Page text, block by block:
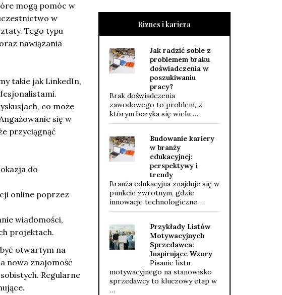
mogą pomóc w
w
Tego typu
nawiązania
takie jak LinkedIn,
co może
się w
przyciągnąć
do
online poprzez
wiadomości,
projektach.
otwartym na
nowa znajomość
Regularne
Biznes i kariera
Jak radzić sobie z
problemem braku
doświadczenia w
poszukiwaniu
pracy?
Brak doświadczenia
zawodowego to problem, z
którym boryka się wielu …
Budowanie kariery
w branży
edukacyjnej:
perspektywy i
trendy
Branża edukacyjna znajduje się w
punkcie zwrotnym, gdzie
innowacje technologiczne …
Przykłady Listów
Motywacyjnych
Sprzedawca:
Inspirujące Wzory
Pisanie listu
motywacyjnego na stanowisko
sprzedawcy to kluczowy etap w
…